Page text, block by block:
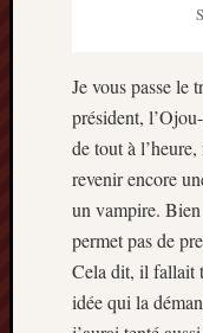
Je vous passe le
président,
de tout à
revenir encore
un vampire. Bien
permet pas de
Cela dit, il fallait
idée qui la